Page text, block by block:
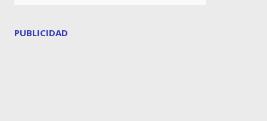
PUBLICIDAD